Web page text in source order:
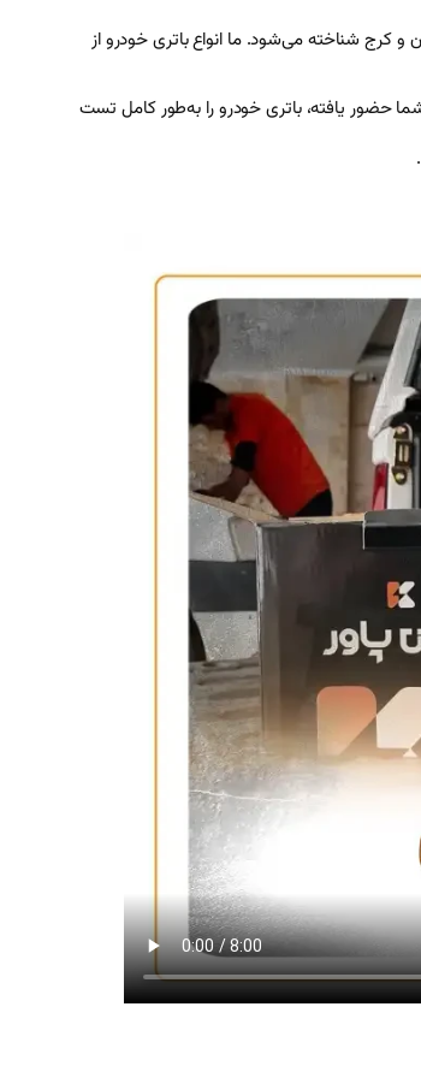
کرج شناخته می‌شود. ما انواع باتری خودرو از
در محل شما حضور یافته، باتری خودرو را به‌طور کامل تست